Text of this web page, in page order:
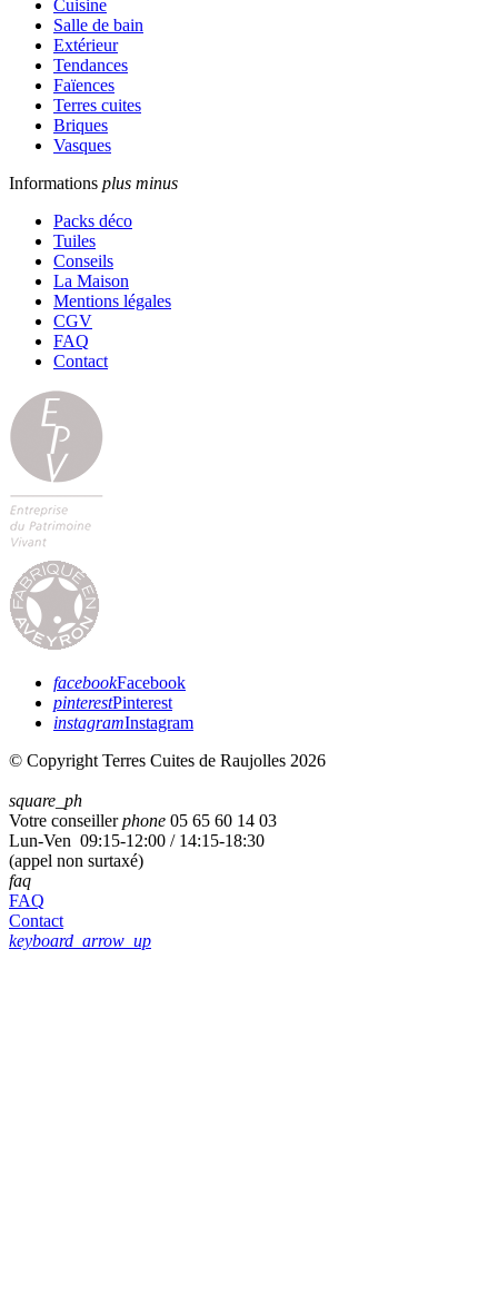
Cuisine
Salle de bain
Extérieur
Tendances
Faïences
Terres cuites
Briques
Vasques
Informations plus minus
Packs déco
Tuiles
Conseils
La Maison
Mentions légales
CGV
FAQ
Contact
facebookFacebook
pinterestPinterest
instagramInstagram
© Copyright Terres Cuites de Raujolles 2026
square_ph
Votre conseillerphone 05 65 60 14 03
Lun-Ven 09:15-12:00 / 14:15-18:30
(appel non surtaxé)
faq
FAQ
Contact
keyboard_arrow_up